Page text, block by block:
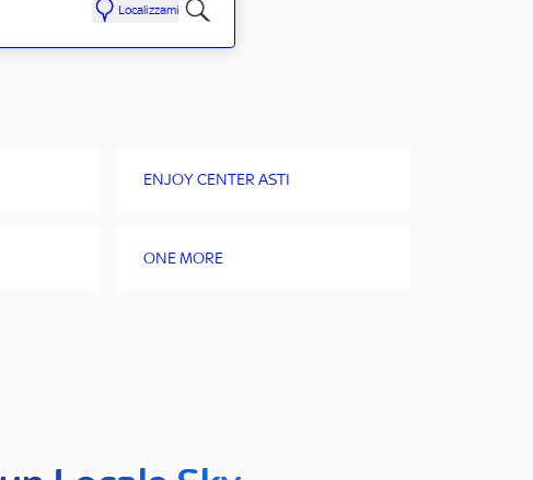
Localizzami
ENJOY CENTER ASTI
ONE MORE